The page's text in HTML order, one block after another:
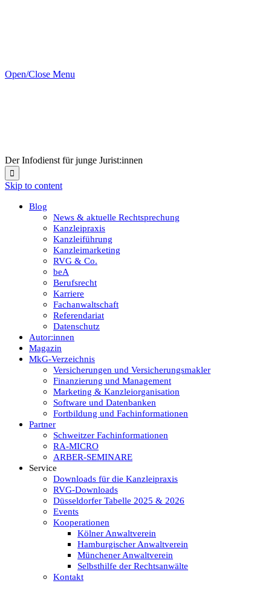
Open/Close Menu
Der Infodienst für junge Jurist:innen

Skip to content
Blog
News & aktuelle Rechtsprechung
Kanzleipraxis
Kanzleiführung
Kanzleimarketing
RVG & Co.
beA
Berufsrecht
Karriere
Fachanwaltschaft
Referendariat
Datenschutz
Autor:innen
Magazin
MkG-Verzeichnis
Versicherungen und Versicherungsmakler
Finanzierung und Management
Marketing & Kanzleiorganisation
Software und Datenbanken
Fortbildung und Fachinformationen
Partner
Schweitzer Fachinformationen
RA-MICRO
ARBER-SEMINARE
Service
Downloads für die Kanzleipraxis
RVG-Downloads
Düsseldorfer Tabelle 2025 & 2026
Events
Kooperationen
Kölner Anwaltverein
Hamburgischer Anwaltverein
Münchener Anwaltverein
Selbsthilfe der Rechtsanwälte
Kontakt